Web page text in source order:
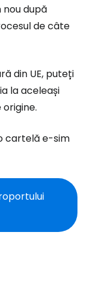
după
de câte
din UE, puteți
la aceleași
cartelă e-sim